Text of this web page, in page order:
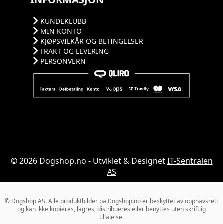
KUNDEKLUBB
MIN KONTO
KJØPSVILKÅR OG BETINGELSER
FRAKT OG LEVERING
PERSONVERN
© 2026 Dogshop.no - Utviklet & DesignetIT-Sentralen
AS
© Dogshop AS. Alle produktbilder på Dogshop.no er beskyttet av opphavsrett
og kan ikke kopieres, lagres, distribueres eller benyttes uten skriftlig
tillatelse.